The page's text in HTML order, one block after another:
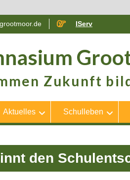
IServ
Zukunft
Aktuelles Schulleben
den